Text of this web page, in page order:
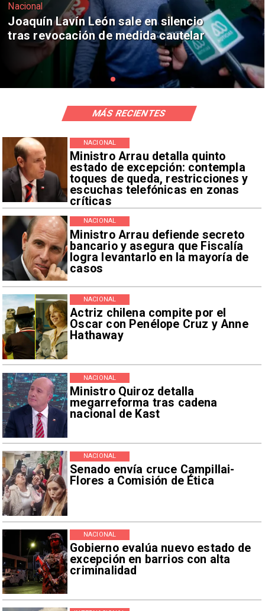
Nacional
Chile y Venezuela formalizan reinicio
de relaciones consulares
Ministro Arrau detalla quinto
estado de excepción: contempla
toques de queda, restricciones y
escuchas telefónicas en zonas
críticas
NACIONAL
Ministro Arrau defiende secreto
bancario y asegura que Fiscalía
logra levantarlo en la mayoría de
casos
NACIONAL
Actriz chilena compite por el
Oscar con Penélope Cruz y Anne
Hathaway
NACIONAL
Ministro Quiroz detalla
megarreforma tras cadena
nacional de Kast
NACIONAL
Senado envía cruce Campillai-
Flores a Comisión de Ética
NACIONAL
Gobierno evalúa nuevo estado de
excepción en barrios con alta
criminalidad
NACIONAL
MÁS RECIENTES